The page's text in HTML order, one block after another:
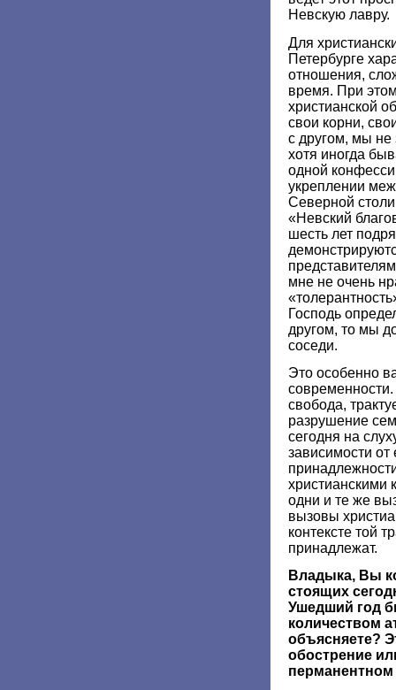
Невскую лавру.
Для
Петербурге
отношения,
время. При
христианской
свои корни,
с другом, мы не
хотя иногда
одной
укреплении
Северной
«Невский
шесть лет
мне не очень
Господь
другом, то мы
соседи.
Это особенно
свобода,
разрушение
сегодня на
зависимости
христианскими
одни и те же
вызовы
контексте той
принадлежат.
Владыка, Вы
стоящих
Ушедший год
количеством
объясняете?
обострение
перманентном